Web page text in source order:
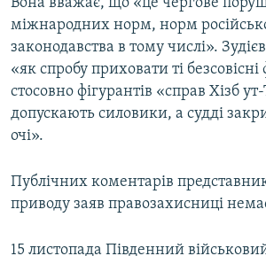
Вона вважає, що «це чергове
міжнародних норм, норм
законодавства в тому числі».
«як спробу приховати ті безсовісні
стосовно фігурантів «справ Хізб
допускають силовики, а судді
очі».
Публічних коментарів
приводу заяв правозахисниці
15 листопада Південний